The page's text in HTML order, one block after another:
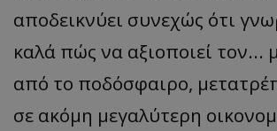
αποδεικνύει συνεχώς ότι
καλά πώς να αξιοποιεί τον...
από το ποδόσφαιρο,
σε ακόμη μεγαλύτερη